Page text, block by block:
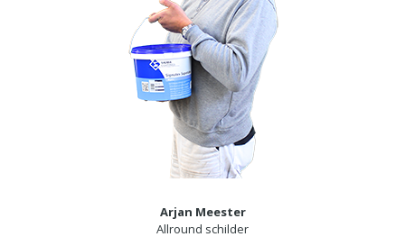
Arjan Meester
Allround schilder